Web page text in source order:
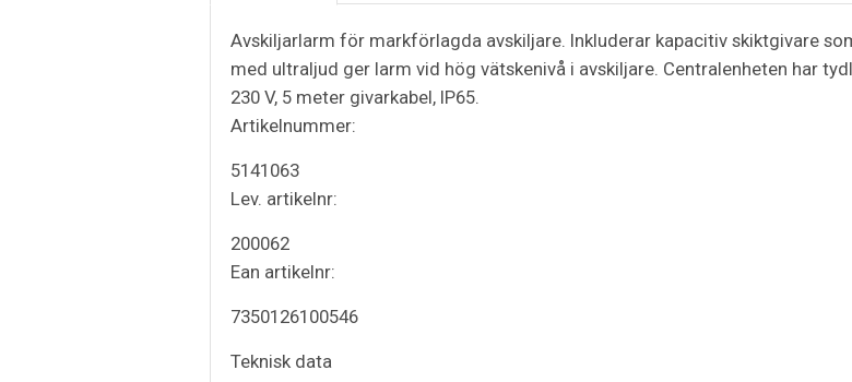
Avskiljarlarm för markförlagda avskiljare. Inkluderar kapacitiv skiktgivare
med ultraljud ger larm vid hög vätskenivå i avskiljare. Centralenheten har
230 V, 5 meter givarkabel, IP65.
Artikelnummer:
5141063
Lev. artikelnr:
200062
Ean artikelnr:
7350126100546
Teknisk data